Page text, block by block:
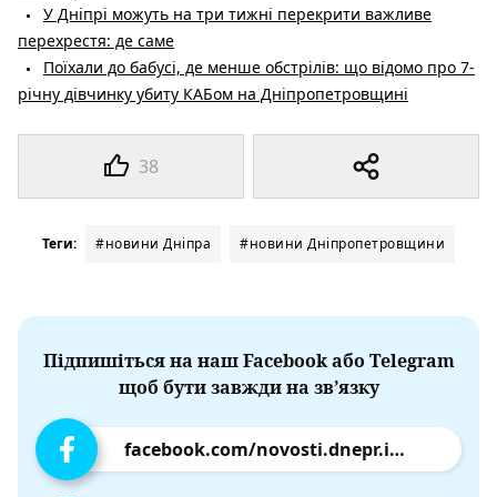
38
У Дніпрі можуть на три тижні перекрити важливе
перехрестя: де саме
Поїхали до бабусі, де менше обстрілів: що відомо про 7-
річну дівчинку убиту КАБом на Дніпропетровщині
Теги: #новини Дніпра #новини Дніпропетровщини
Підпишіться на наш Facebook або Telegram
щоб бути завжди на зв’язку
facebook.com/novosti.dnepr.info